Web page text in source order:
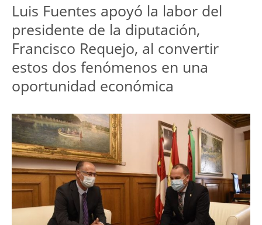
Luis Fuentes apoyó la labor del
presidente de la diputación,
Francisco Requejo, al convertir
estos dos fenómenos en una
oportunidad económica